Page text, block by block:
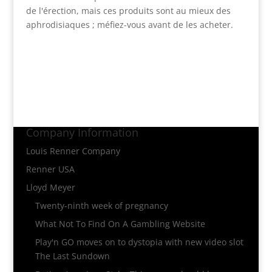
de l'érection, mais ces produits sont au mieux des
aphrodisiaques ; méfiez-vous avant de les acheter.
Company Information
Louis Renner Company
Renner USA
Lloyd Meyer
Twenty-ninth week of pregnancy
What Not To Find On A Gambling Website
Play'n GO moves on to dystopia with new video slot
The Last Sundown